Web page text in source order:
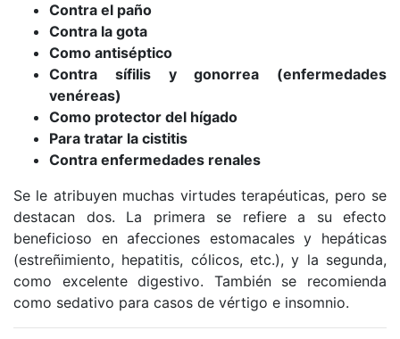
Contra el paño
Contra la gota
Como antiséptico
Contra sífilis y gonorrea (enfermedades
venéreas)
Como protector del hígado
Para tratar la cistitis
Contra enfermedades renales
Se le atribuyen muchas virtudes terapéuticas, pero se
destacan dos. La primera se refiere a su efecto
beneficioso en afecciones estomacales y hepáticas
(estreñimiento, hepatitis, cólicos, etc.), y la segunda,
como excelente digestivo. También se recomienda
como sedativo para casos de vértigo e insomnio.